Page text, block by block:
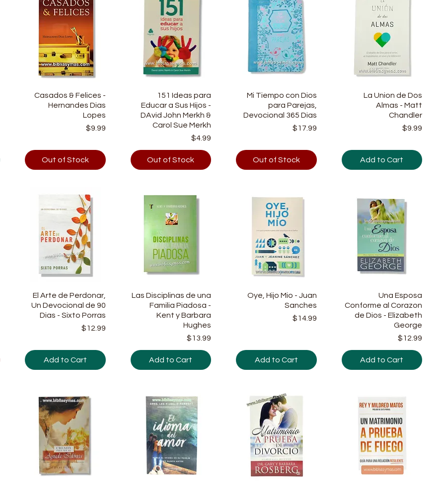
Quick View
Casados & Felices -
Hernandes Dias
Lopes
Price
$9.99
Out of Stock
Quick View
151 Ideas para
Educar a Sus Hijos -
DAvid John Merkh &
Carol Sue Merkh
Price
$4.99
Out of Stock
Quick View
Mi Tiempo con Dios
para Parejas,
Devocional 365 Dias
Price
$17.99
Out of Stock
Quick View
La Union de Dos
Almas - Matt
Chandler
Price
$9.99
Add to Cart
Quick View
El Arte de Perdonar,
Un Devocional de 90
Dias - Sixto Porras
Price
$12.99
Add to Cart
Quick View
Las Disciplinas de una
Familia Piadosa -
Kent y Barbara
Hughes
Price
$13.99
Add to Cart
Quick View
Oye, Hijo Mio - Juan
Sanches
Price
$14.99
Add to Cart
Quick View
Una Esposa
Conforme al Corazon
de Dios - Elizabeth
George
Price
$12.99
Add to Cart